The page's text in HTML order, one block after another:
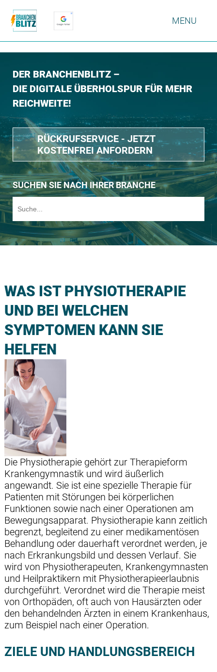
MENU
DER BRANCHENBLITZ –
DIE DIGITALE ÜBERHOLSPUR FÜR MEHR
REICHWEITE!
RÜCKRUFSERVICE - JETZT
KOSTENFREI ANFORDERN
SUCHEN SIE NACH IHRER BRANCHE
WAS IST PHYSIOTHERAPIE
UND BEI WELCHEN
SYMPTOMEN KANN SIE
HELFEN
Die Physiotherapie gehört zur Therapieform
Krankengymnastik und wird äußerlich
angewandt. Sie ist eine spezielle Therapie für
Patienten mit Störungen bei körperlichen
Funktionen sowie nach einer Operationen am
Bewegungsapparat. Physiotherapie kann zeitlich
begrenzt, begleitend zu einer medikamentösen
Behandlung oder dauerhaft verordnet werden, je
nach Erkrankungsbild und dessen Verlauf. Sie
wird von Physiotherapeuten, Krankengymnasten
und Heilpraktikern mit Physiotherapieerlaubnis
durchgeführt. Verordnet wird die Therapie meist
von Orthopäden, oft auch von Hausärzten oder
den behandelnden Ärzten in einem Krankenhaus,
zum Beispiel nach einer Operation.
ZIELE UND HANDLUNGSBEREICH